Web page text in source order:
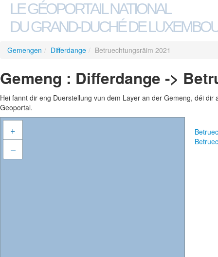
LE GÉOPORTAIL NATIONAL
DU GRAND-DUCHÉ DE
Gemengen / Differdange / Betruechtungsräim 2021
Gemeng : Differdange ->
Hei fannt dir eng Duerstellung vun dem Layer an der Gemeng, déi
Geoportal.
+
–